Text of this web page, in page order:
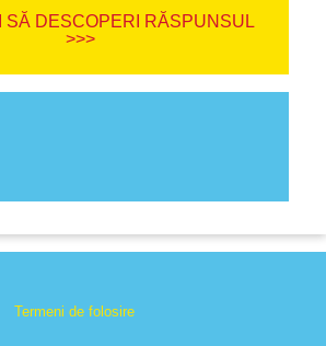
SĂ DESCOPERI RĂSPUNSUL
>>>
Termeni de folosire